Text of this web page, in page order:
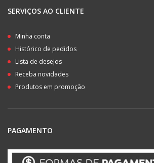
SERVIÇOS AO CLIENTE
Minha conta
Histórico de pedidos
Lista de desejos
Receba novidades
Produtos em promoção
PAGAMENTO